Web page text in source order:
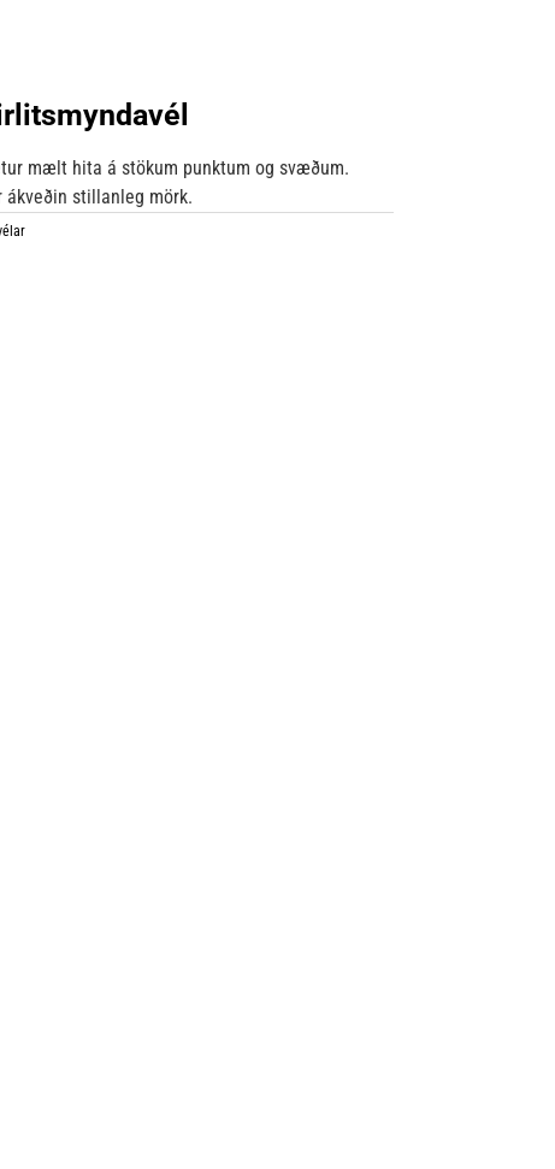
mælt hita á stökum punktum og svæðum.
stillanleg mörk.